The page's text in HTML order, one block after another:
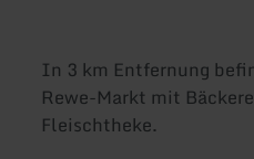
In 3 km Entfernung
Rewe-Markt mit
Fleischtheke.